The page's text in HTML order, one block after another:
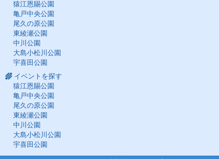
猿江恩賜公園
亀戸中央公園
尾久の原公園
東綾瀬公園
中川公園
大島小松川公園
宇喜田公園
イベントを探す
猿江恩賜公園
亀戸中央公園
尾久の原公園
東綾瀬公園
中川公園
大島小松川公園
宇喜田公園